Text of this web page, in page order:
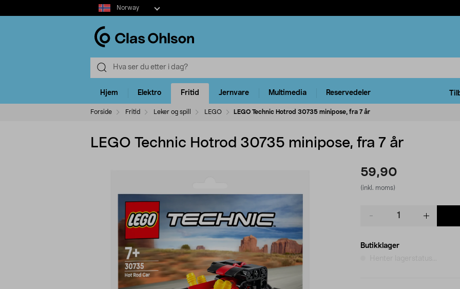
Select
market
Norway
Hjem Elektro Fritid Jernvare Multimedia Reservedeler
Forside Fritid Leker og spill LEGO LEGO Technic Hotrod 30735 minipose, fra 7 år
LEGO Technic Hotrod 30735 minipose, fra 7 år
59,90
(inkl. moms)
Butikklager